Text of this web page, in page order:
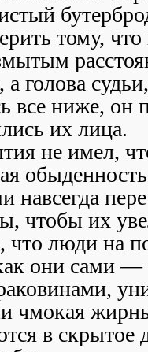
тому, что
а голова
все ниже, он
их лица.
не имел,
навсегда
чтобы их
что люди на
они сами
чмокая
в скрытое